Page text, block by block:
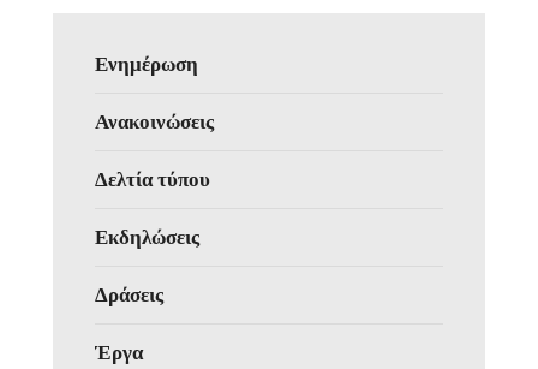
Ενημέρωση
Ανακοινώσεις
Δελτία τύπου
Εκδηλώσεις
Δράσεις
Έργα